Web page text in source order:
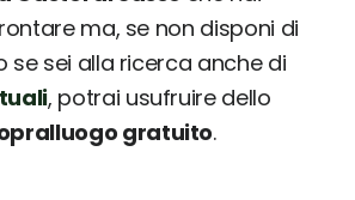
ma, se non disponi di
se sei alla ricerca anche di
, potrai usufruire dello
gratuito.